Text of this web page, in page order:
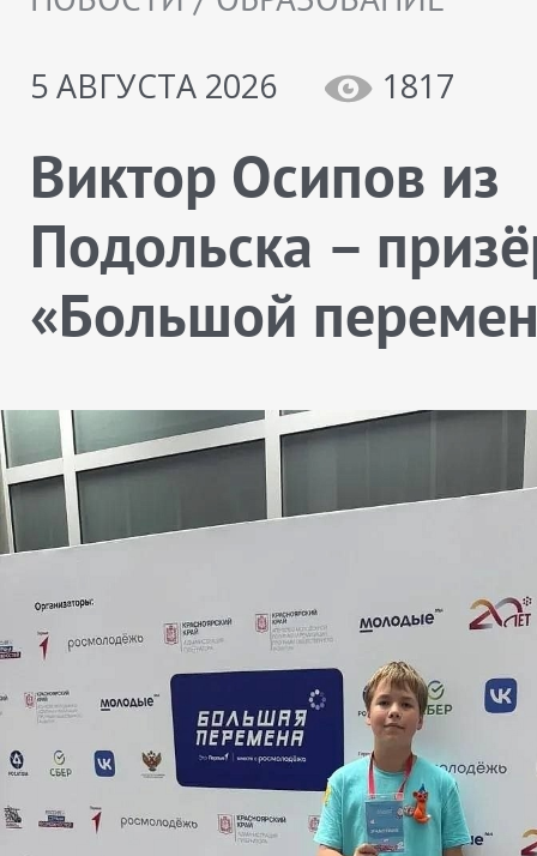
5 АВГУСТА 2026
1817
Виктор Осипов из
Подольска –
«Большой